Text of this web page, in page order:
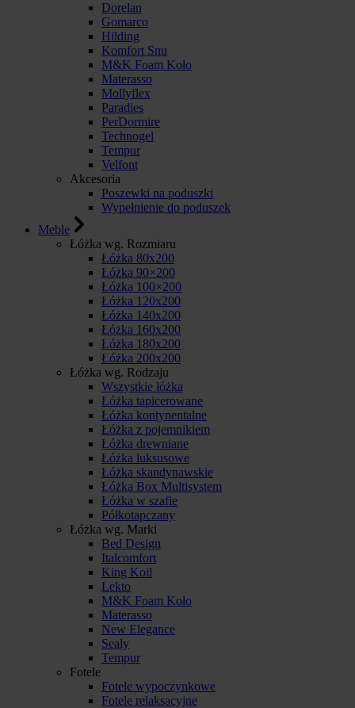
Dorelan
Gomarco
Hilding
Komfort Snu
M&K Foam Koło
Materasso
Mollyflex
Paradies
PerDormire
Technogel
Tempur
Velfont
Akcesoria
Poszewki na poduszki
Wypełnienie do poduszek
Meble
Łóżka wg. Rozmiaru
Łóżka 80x200
Łóżka 90×200
Łóżka 100×200
Łóżka 120x200
Łóżka 140x200
Łóżka 160x200
Łóżka 180x200
Łóżka 200x200
Łóżka wg. Rodzaju
Wszystkie łóżka
Łóżka tapicerowane
Łóżka kontynentalne
Łóżka z pojemnikiem
Łóżka drewniane
Łóżka luksusowe
Łóżka skandynawskie
Łóżka Box Multisystem
Łóżka w szafie
Półkotapczany
Łóżka wg. Marki
Bed Design
Italcomfort
King Koil
Lekto
M&K Foam Koło
Materasso
New Elegance
Sealy
Tempur
Fotele
Fotele wypoczynkowe
Fotele relaksacyjne